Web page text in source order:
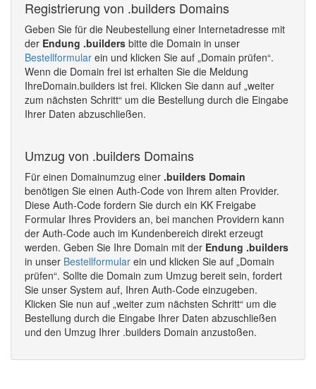
Registrierung von .builders Domains
Geben Sie für die Neubestellung einer Internetadresse mit
der Endung .builders bitte die Domain in unser
Bestellformular ein und klicken Sie auf „Domain prüfen“.
Wenn die Domain frei ist erhalten Sie die Meldung
IhreDomain.builders ist frei. Klicken Sie dann auf „weiter
zum nächsten Schritt“ um die Bestellung durch die Eingabe
Ihrer Daten abzuschließen.
Umzug von .builders Domains
Für einen Domainumzug einer .builders Domain
benötigen Sie einen Auth-Code von Ihrem alten Provider.
Diese Auth-Code fordern Sie durch ein KK Freigabe
Formular Ihres Providers an, bei manchen Providern kann
der Auth-Code auch im Kundenbereich direkt erzeugt
werden. Geben Sie Ihre Domain mit der Endung .builders
in unser Bestellformular ein und klicken Sie auf „Domain
prüfen“. Sollte die Domain zum Umzug bereit sein, fordert
Sie unser System auf, Ihren Auth-Code einzugeben.
Klicken Sie nun auf „weiter zum nächsten Schritt“ um die
Bestellung durch die Eingabe Ihrer Daten abzuschließen
und den Umzug Ihrer .builders Domain anzustoßen.